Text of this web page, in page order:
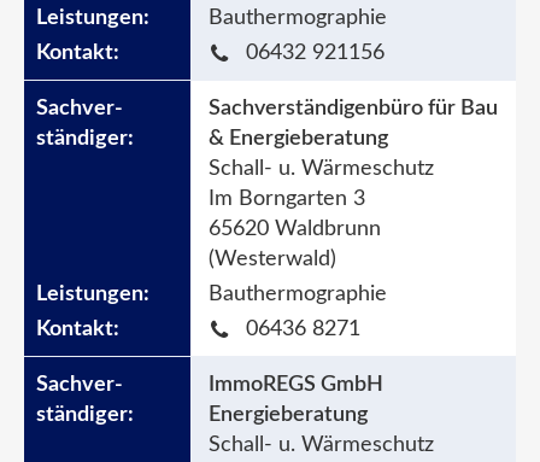
Bauthermographie
06432 921156
Sachverständigenbüro für Bau
& Energieberatung
Schall- u. Wärmeschutz
Im Borngarten 3
65620 Waldbrunn
(Westerwald)
Bauthermographie
06436 8271
ImmoREGS GmbH
Energieberatung
Schall- u. Wärmeschutz